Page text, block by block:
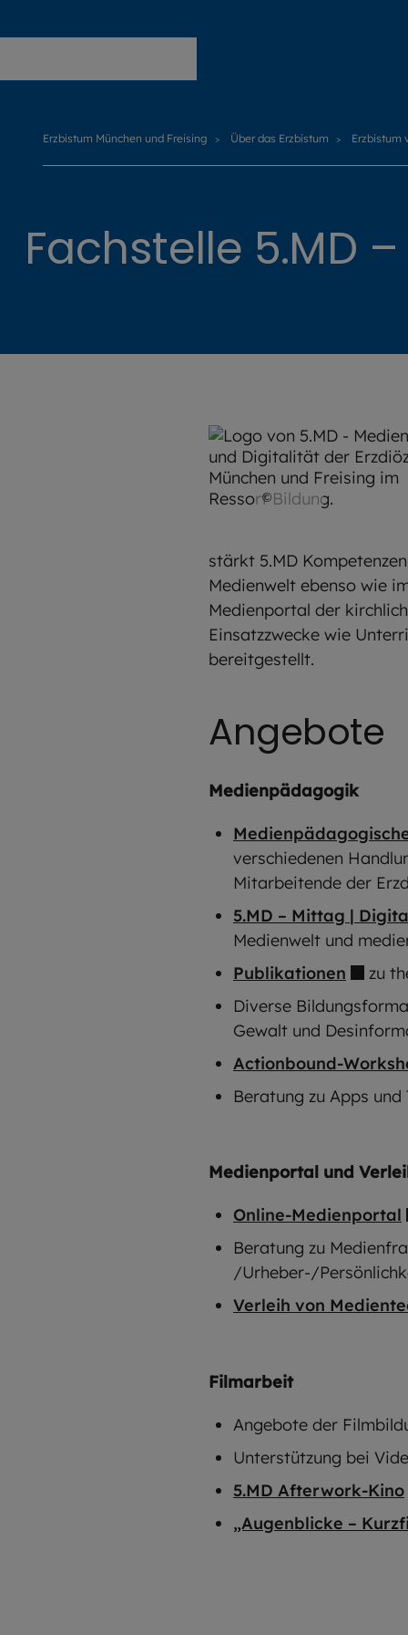
Erzbistum München und Freising Über das Erzbistum Erzbistum
Fachstelle 5.MD
© EOM
stärkt 5.MD
Medienwelt ebenso wie
Medienportal der
Einsatzzwecke wie
bereitgestellt.
Angebote
Medienpädagogik
verschiedenen
Mitarbeitende der
5.MD – Mittag |
Medienwelt und
Publikationen
zu
Diverse
Gewalt und
Actionbound-
Beratung zu Apps
Medienportal und
Online-Medienportal
Beratung zu
/Urheber-/
Verleih von
Filmarbeit
Angebote der
Unterstützung bei
5.MD Afterwork-Kino
„Augenblicke –